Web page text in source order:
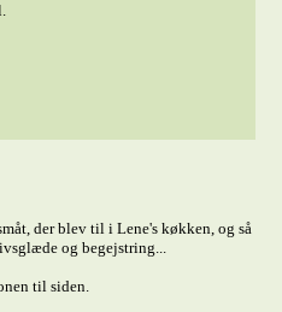
der blev til i Lene's køkken, og så
og begejstring...
til siden.